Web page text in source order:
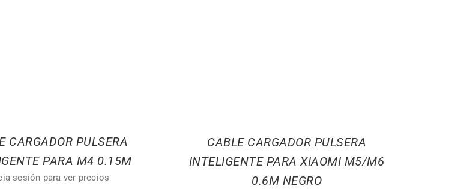
CARGADOR PULSERA
PARA M4 0.15M
sesión para ver precios
CABLE CARGADOR PULSERA
INTELIGENTE PARA XIAOMI M5/M6
0.6M NEGRO